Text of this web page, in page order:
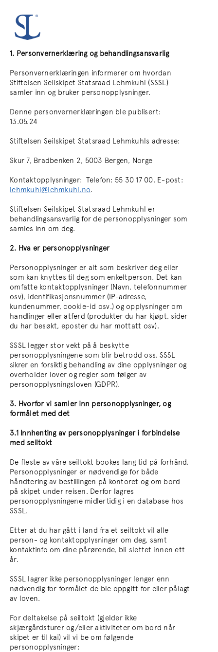
1. Personvernerklæring og behandlingsansvarlig
Personvernerklæringen informerer om hvordan
Stiftelsen Seilskipet Statsraad Lehmkuhl (SSSL)
samler inn og bruker personopplysninger.
Denne personvernerklæringen ble publisert:
13.05.24
Stiftelsen Seilskipet Statsraad Lehmkuhls adresse:
Skur 7, Bradbenken 2, 5003 Bergen, Norge
Kontaktopplysninger: Telefon: 55 30 17 00. E-post:
lehmkuhl@lehmkuhl.no.
Stiftelsen Seilskipet Statsraad Lehmkuhl er
behandlingsansvarlig for de personopplysninger som
samles inn om deg.
2. Hva er personopplysninger
Personopplysninger er alt som beskriver deg eller
som kan knyttes til deg som enkeltperson. Det kan
omfatte kontaktopplysninger (Navn, telefonnummer
osv), identifikasjonsnummer (IP-adresse,
kundenummer, cookie-id osv.) og opplysninger om
handlinger eller atferd (produkter du har kjøpt, sider
du har besøkt, eposter du har mottatt osv).
SSSL legger stor vekt på å beskytte
personopplysningene som blir betrodd oss. SSSL
sikrer en forsiktig behandling av dine opplysninger og
overholder lover og regler som følger av
personopplysningsloven (GDPR).
3. Hvorfor vi samler inn personopplysninger, og
formålet med det
3.1 Innhenting av personopplysninger i forbindelse
med seiltokt
De fleste av våre seiltokt bookes lang tid på forhånd.
Personopplysninger er nødvendige for både
håndtering av bestillingen på kontoret og om bord
på skipet under reisen. Derfor lagres
personopplysningene midlertidig i en database hos
SSSL.
Etter at du har gått i land fra et seiltokt vil alle
person- og kontaktopplysninger om deg, samt
kontaktinfo om dine pårørende, bli slettet innen ett
år.
SSSL lagrer ikke personopplysninger lenger enn
nødvendig for formålet de ble oppgitt for eller pålagt
av loven.
For deltakelse på seiltokt (gjelder ikke
skjærgårdsturer og/eller aktiviteter om bord når
skipet er til kai) vil vi be om følgende
personopplysninger: